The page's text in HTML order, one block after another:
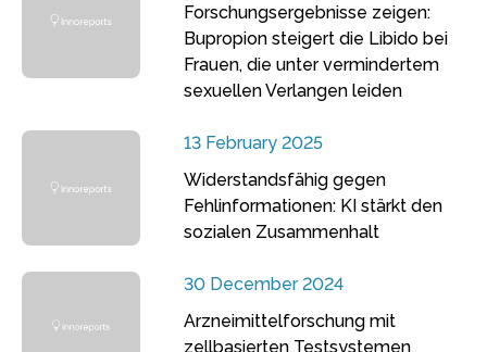
Forschungsergebnisse zeigen:
Bupropion steigert die Libido bei
Frauen, die unter vermindertem
sexuellen Verlangen leiden
13 February 2025
Widerstandsfähig gegen
Fehlinformationen: KI stärkt den
sozialen Zusammenhalt
30 December 2024
Arzneimittelforschung mit
zellbasierten Testsystemen